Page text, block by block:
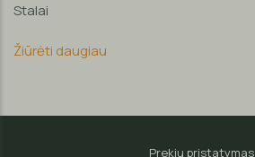
Stalai
Žiūrėti daugiau
Prekių pristatymas